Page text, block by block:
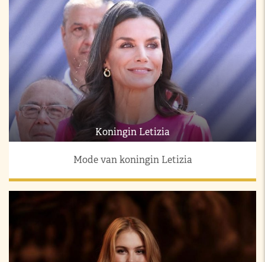
Koningin Letizia
Mode van koningin Letizia